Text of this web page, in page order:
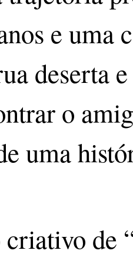
e uma
deserta
o
uma
criativo de